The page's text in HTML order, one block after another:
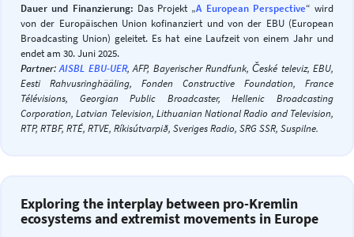
Dauer und Finanzierung: Das Projekt „A European Perspective“ wird
von der Europäischen Union kofinanziert und von der EBU (European
Broadcasting Union) geleitet. Es hat eine Laufzeit von einem Jahr und
endet am 30. Juni 2025.
Partner:AISBL EBU-UER, AFP, Bayerischer Rundfunk, České televiz, EBU,
Eesti Rahvusringhääling, Fonden Constructive Foundation, France
Télévisions, Georgian Public Broadcaster, Hellenic Broadcasting
Corporation, Latvian Television, Lithuanian National Radio and Television,
RTP, RTBF, RTÉ, RTVE, Ríkisútvarpið, Sveriges Radio, SRG SSR, Suspilne.
Exploring the interplay between pro-Kremlin
ecosystems and extremist movements in Europe